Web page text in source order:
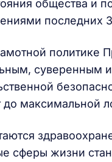
общества и
последних
политике
суверенным
максимальной
сферы жизни